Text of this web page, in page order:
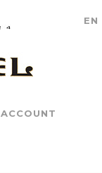
EN
ACCOUNT